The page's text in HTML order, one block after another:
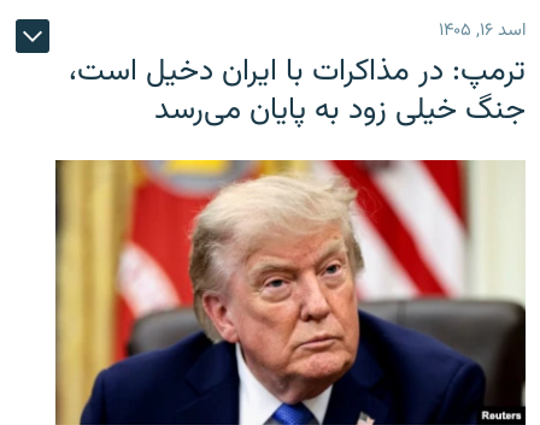
اسد ۱۶, ۱۴۰۵
ترمپ: در مذاکرات با ایران دخیل است،
جنگ خیلی زود به پایان می‌رسد